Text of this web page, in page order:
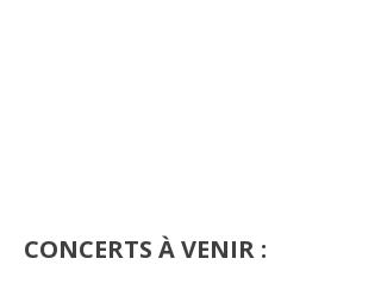
CONCERTS À VENIR :